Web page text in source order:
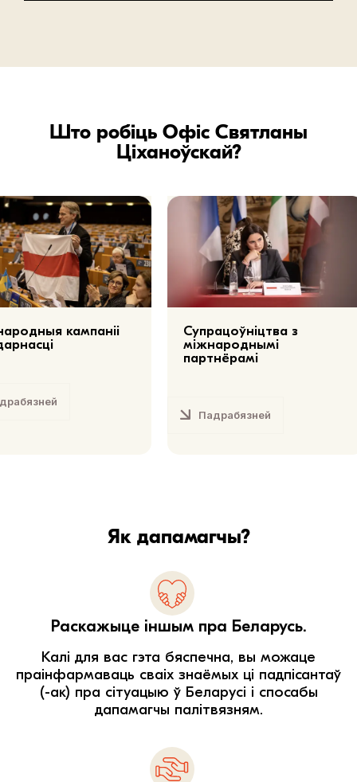
Што робіць Офіс Святланы
Ціханоўскай?
кампаніі
Супрацоўніцтва з
міжнароднымі
партнёрамі
Падрабязней
Як дапамагчы?
Раскажыце іншым пра Беларусь.
Калі для вас гэта бяспечна, вы можаце
праінфармаваць сваіх знаёмых ці падпісантаў
(-ак) пра сітуацыю ў Беларусі і спосабы
дапамагчы палітвязням.